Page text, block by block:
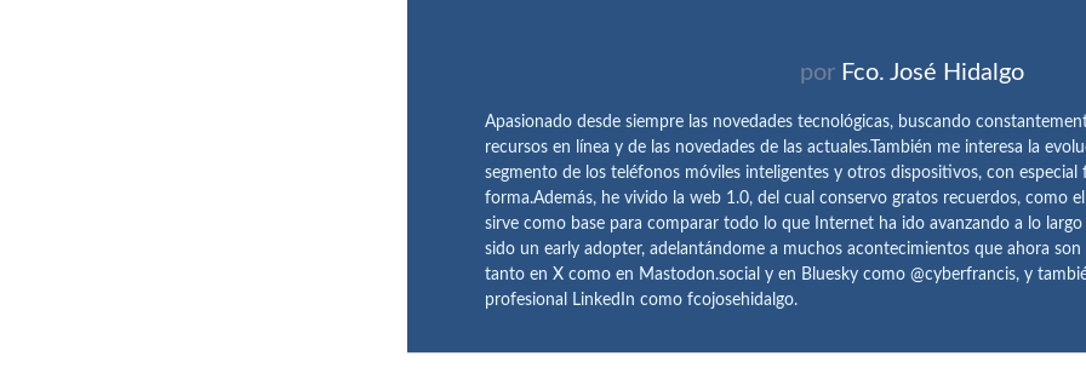
por Fco. José Hidalgo
Apasionado desde siempre las novedades tecnológicas, buscando
recursos en línea y de las novedades de las actuales.También me interesa la
segmento de los teléfonos móviles inteligentes y otros dispositivos, con
forma.Además, he vivido la web 1.0, del cual conservo gratos recuerdos, como
sirve como base para comparar todo lo que Internet ha ido avanzando a lo largo
sido un early adopter, adelantándome a muchos acontecimientos que ahora
tanto en X como en Mastodon.social y en Bluesky como @cyberfrancis, y
profesional LinkedIn como fcojosehidalgo.